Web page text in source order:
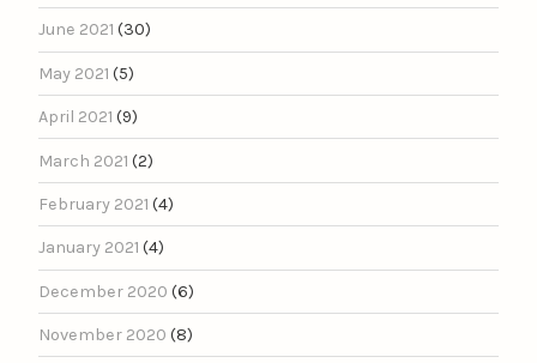
June 2021 (30)
May 2021 (5)
April 2021 (9)
March 2021 (2)
February 2021 (4)
January 2021 (4)
December 2020 (6)
November 2020 (8)